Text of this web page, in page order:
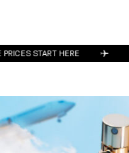
PRICES START HERE